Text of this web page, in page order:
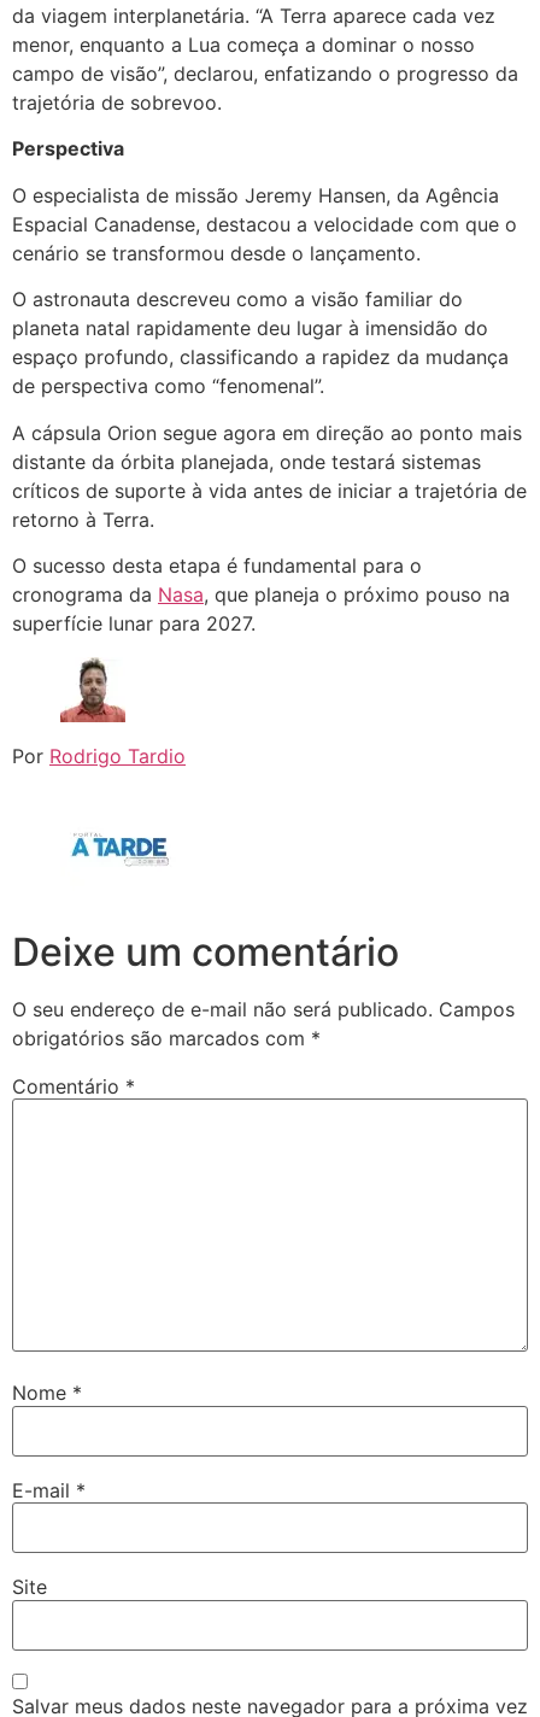
da viagem interplanetária. “A Terra aparece cada vez
menor, enquanto a Lua começa a dominar o nosso
campo de visão”, declarou, enfatizando o progresso da
trajetória de sobrevoo.
Perspectiva
O especialista de missão Jeremy Hansen, da Agência
Espacial Canadense, destacou a velocidade com que o
cenário se transformou desde o lançamento.
O astronauta descreveu como a visão familiar do
planeta natal rapidamente deu lugar à imensidão do
espaço profundo, classificando a rapidez da mudança
de perspectiva como “fenomenal”.
A cápsula Orion segue agora em direção ao ponto mais
distante da órbita planejada, onde testará sistemas
críticos de suporte à vida antes de iniciar a trajetória de
retorno à Terra.
O sucesso desta etapa é fundamental para o
cronograma da Nasa, que planeja o próximo pouso na
superfície lunar para 2027.
Por Rodrigo Tardio
Deixe um comentário
O seu endereço de e-mail não será publicado. Campos
obrigatórios são marcados com *
Comentário *
Nome *
E-mail *
Site
Salvar meus dados neste navegador para a próxima vez